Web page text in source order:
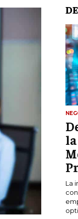
LIFESTYLE
MARKETING
SEO
La